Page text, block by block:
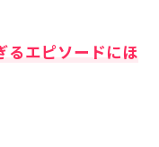
るエピソードにほ